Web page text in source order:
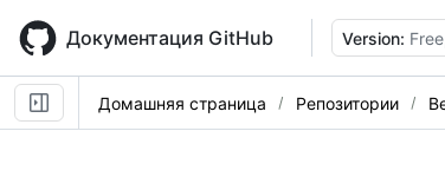
main
content
Документация GitHub Version:
Домашняя страница Репозитории